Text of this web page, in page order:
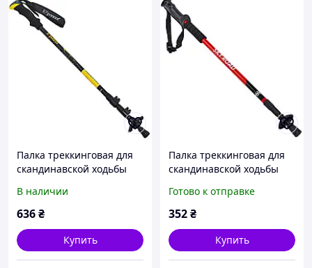
Палка треккинговая для
скандинавской ходьбы
140см Black-Yellow
В наличии
636₴
Купить
Палка треккинговая для
скандинавской ходьбы
цвет красный
Готово к отправке
352₴
Купить